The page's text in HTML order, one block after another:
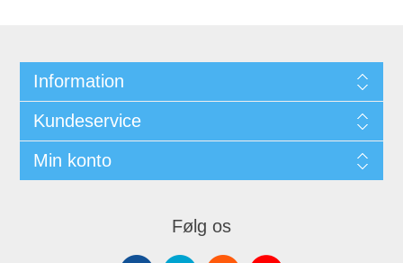
Information
Kundeservice
Min konto
Følg os